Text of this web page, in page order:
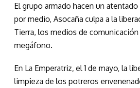
El grupo armado hacen un
por medio, Asocaña culpa a la
Tierra, los medios de
megáfono.
En La Emperatriz, el 1 de mayo, la
limpieza de los potreros